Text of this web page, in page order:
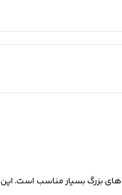
و کارگاه‌های بزرگ بسیار مناسب است. این